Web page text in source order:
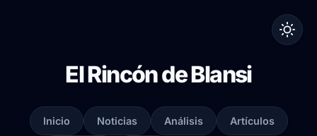
El Rincón de Blansi
Inicio Noticias Análisis Artículos